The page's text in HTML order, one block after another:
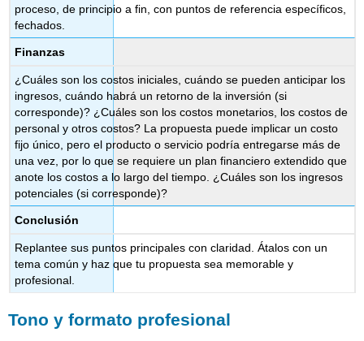
proceso, de principio a fin, con puntos de referencia específicos,
fechados.
Finanzas
¿Cuáles son los costos iniciales, cuándo se pueden anticipar los
ingresos, cuándo habrá un retorno de la inversión (si
corresponde)? ¿Cuáles son los costos monetarios, los costos de
personal y otros costos? La propuesta puede implicar un costo
fijo único, pero el producto o servicio podría entregarse más de
una vez, por lo que se requiere un plan financiero extendido que
anote los costos a lo largo del tiempo. ¿Cuáles son los ingresos
potenciales (si corresponde)?
Conclusión
Replantee sus puntos principales con claridad. Átalos con un
tema común y haz que tu propuesta sea memorable y
profesional.
Tono y formato profesional